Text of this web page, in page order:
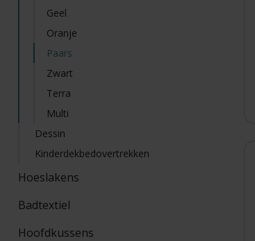
Geel
Oranje
Paars
Zwart
Terra
Multi
Dessin
Kinderdekbedovertrekken
Hoeslakens
Badtextiel
Hoofdkussens